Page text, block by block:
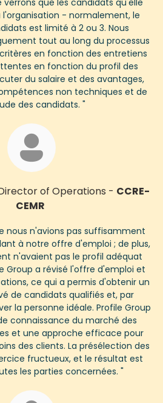
- normalement, le
est limité à 2ou 3. Nous
tout au long du processus
en fonction des entretiens
en fonction du profil des
du salaire et des avantages,
non techniques et de
des candidats. "
of Operations - CCRE-
CEMR
nous n'avions pas suffisamment
à notre offre d'emploi ; de plus,
n'avaient pas le profil adéquat
Group a révisé l'offre d'emploi et
ce qui a permis d'obtenir un
de candidats qualifiés et, par
la personne idéale. Profile Group
connaissance du marché des
et une approche efficace pour
des clients. La présélection des
fructueux, et le résultat est
les parties concernées. "